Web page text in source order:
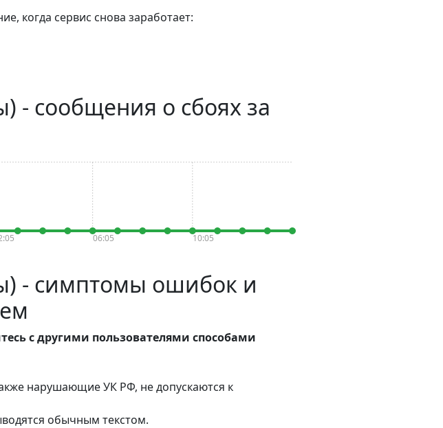
когда сервис снова заработает:
- сообщения о сбоях за
06:05 10:05
- симптомы ошибок и
с другими пользователями способами
нарушающие УК РФ, не допускаются к
обычным текстом.